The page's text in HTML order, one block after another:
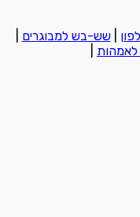
|שש-בש למבוגרים